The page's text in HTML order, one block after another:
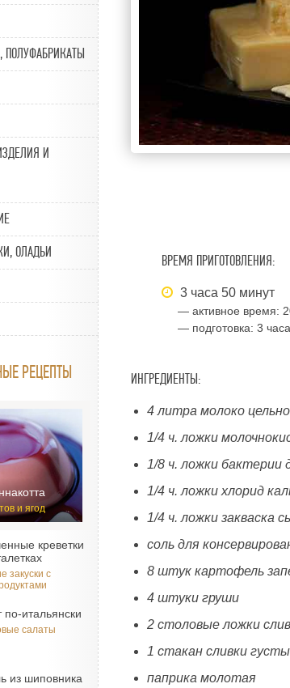
ПОЛУФАБРИКАТЫ
И
ОЛАДЬИ
РЕЦЕПТЫ
и ягод
креветки
закуски с
по-итальянски
салаты
из шиповника
ВРЕМЯ ПРИГОТОВЛЕНИЯ:
3 часа 50 минут
— активное время:
— подготовка: 3
ИНГРЕДИЕНТЫ:
4 литра молоко
1/4 ч. ложки
1/8 ч. ложки бактерии
1/4 ч. ложки хлорид
1/4 ч. ложки закваска
соль для
8 штук картофель
4 штуки груши
2 столовые ложки
1 стакан сливки
паприка молотая